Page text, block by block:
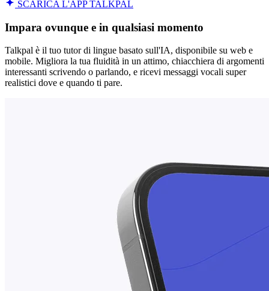
SCARICA L'APP TALKPAL
Impara ovunque e in qualsiasi momento
Talkpal è il tuo tutor di lingue basato sull'IA, disponibile su web e
mobile. Migliora la tua fluidità in un attimo, chiacchiera di argomenti
interessanti scrivendo o parlando, e ricevi messaggi vocali super
realistici dove e quando ti pare.